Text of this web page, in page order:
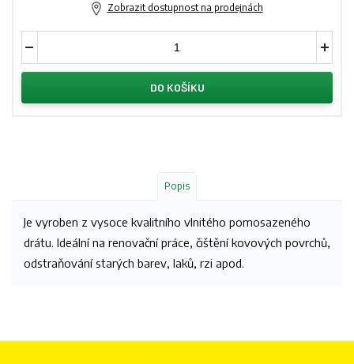
Zobrazit dostupnost na prodejnách
DO KOŠÍKU
Popis
Je vyroben z vysoce kvalitního vlnitého pomosazeného
drátu. Ideální na renovační práce, čištění kovových povrchů,
odstraňování starých barev, laků, rzi apod.